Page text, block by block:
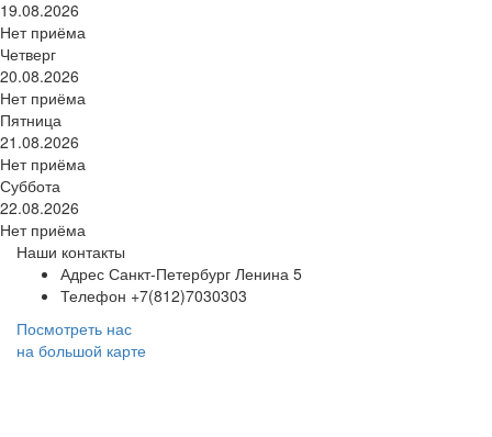
19.08.2026
Нет приёма
Четверг
20.08.2026
Нет приёма
Пятница
21.08.2026
Нет приёма
Суббота
22.08.2026
Нет приёма
Наши контакты
Адрес Санкт-Петербург Ленина 5
Телефон +7(812)7030303
Посмотреть нас
на большой карте